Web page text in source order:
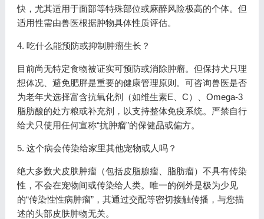
快，尤其适用于面部等特殊部位或麻醉风险极高的个体。但
适用性需由兽医根据肿物具体性质评估。
4. 吃什么能预防或抑制肿瘤生长？
目前尚无特定食物被证实可预防或消除肿瘤。但保持犬只理
想体况、避免肥胖是重要的健康管理原则。可咨询兽医是否
为老年犬选择富含抗氧化剂（如维生素E、C）、Omega-3
脂肪酸的处方粮或补充剂，以支持整体免疫系统。严禁自行
给犬只使用任何宣称“抗肿瘤”的保健品或偏方。
5. 这个病会传染给家里其他宠物或人吗？
绝大多数犬皮肤肿瘤（包括皮脂腺瘤、脂肪瘤）不具有传染
性，不会在宠物间或传染给人类。唯一的例外是极为少见
的“传染性性病肿瘤”，其通过交配等密切接触传播，与您描
述的头部皮肤肿物无关。